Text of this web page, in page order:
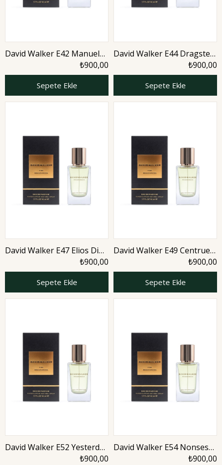
David Walker E42 Manuel
50 ml Erkek Parfüm |
Nature
₺900,00
Sepete Ekle
David Walker E44 Dragster
50 ml Erkek Parfüm | Citrus
₺900,00
Sepete Ekle
David Walker E47 Elios Di
50 ml Erkek Parfüm |
Woody
₺900,00
Sepete Ekle
David Walker E49 Centrue
50 ml Erkek Parfüm |
Woody
₺900,00
Sepete Ekle
David Walker E52 Yesterday
50 ml Erkek Parfüm | Citrus
₺900,00
David Walker E54 Nonses
50 ml Erkek Parfüm | Citrus
₺900,00